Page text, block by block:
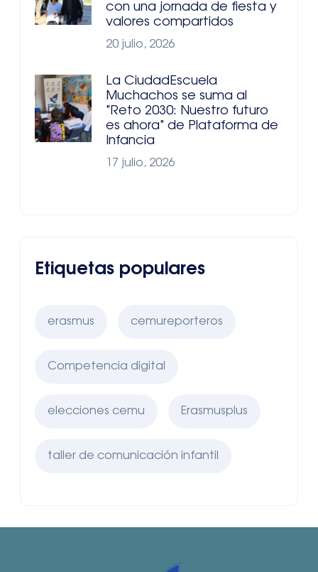
con una jornada de fiesta y
valores compartidos
20 julio, 2026
La CiudadEscuela
Muchachos se suma al
"Reto 2030: Nuestro futuro
es ahora" de Plataforma de
Infancia
17 julio, 2026
Etiquetas populares
erasmus cemureporteros
Competencia digital
elecciones cemu Erasmusplus
taller de comunicación infantil